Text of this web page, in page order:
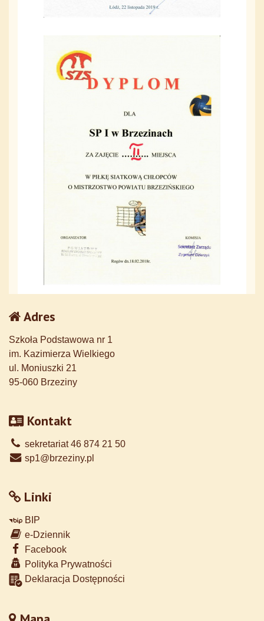
Adres
Szkoła Podstawowa nr 1
im. Kazimierza Wielkiego
ul. Moniuszki 21
95-060 Brzeziny
Kontakt
sekretariat 46 874 21 50
sp1@brzeziny.pl
Linki
BIP
e-Dziennik
Facebook
Polityka Prywatności
Deklaracja Dostępności